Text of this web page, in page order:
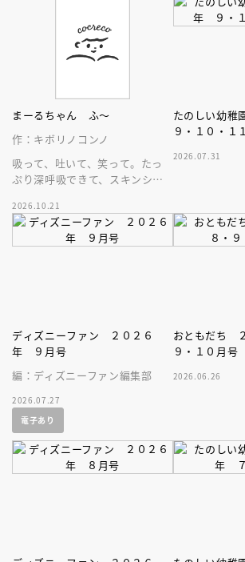
まーるちゃん ふ～
作：キボリノコンノ
吸って、吐いて、笑って。たっ
ぷり深呼吸できて、スキンシッ
家、キボリノコンノ初のファー
ストブック。
2026.10.21
たのしい幼
９・１０・１
2026.07.31
ディズニーファン ２０２６
年 ９月号
編：ディズニーファン編集部
2026.07.27
電子あり
おともだち
９・１０月号
2026.06.26